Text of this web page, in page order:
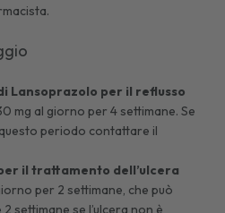
Lansoprazolo per il reflusso
mg al giorno per 4 settimane. Se
periodo contattare il
il trattamento dell’ulcera
per 2 settimane, che può
settimane se l’ulcera non è